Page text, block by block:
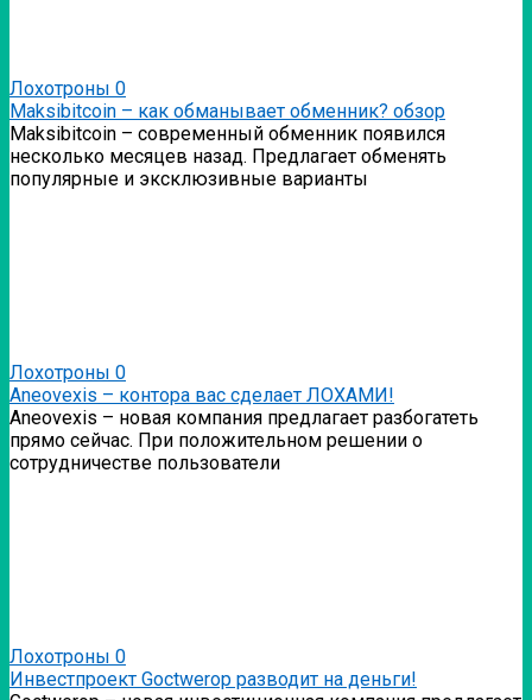
Лохотроны 0
Мaksibitcoin – как обманывает обменник? обзор
Мaksibitcoin – современный обменник появился
несколько месяцев назад. Предлагает обменять
популярные и эксклюзивные варианты
Лохотроны 0
Аneovexis – контора вас сделает ЛОХАМИ!
Аneovexis – новая компания предлагает разбогатеть
прямо сейчас. При положительном решении о
сотрудничестве пользователи
Лохотроны 0
Инвестпроект Goctwerop разводит на деньги!